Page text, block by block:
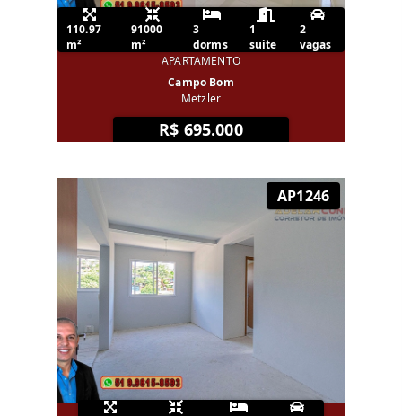
110.97
m²
91000
m²
3
dorms
1
suíte
2
vagas
APARTAMENTO
Campo Bom
Metzler
R$ 695.000
AP1246